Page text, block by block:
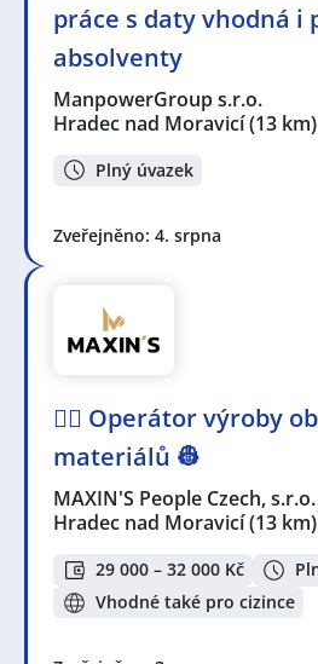
práce s daty vhodná i
absolventy
ManpowerGroup s.r.o.
Hradec nad Moravicí(13 km)
Plný úvazek
Zveřejněno: 4. srpna
👷‍♂️ Operátor výroby
materiálů 👷
MAXIN'S People Czech, s.r.o.
Hradec nad Moravicí(13 km)
29 000 – 32 000 Kč
Vhodné také pro cizince